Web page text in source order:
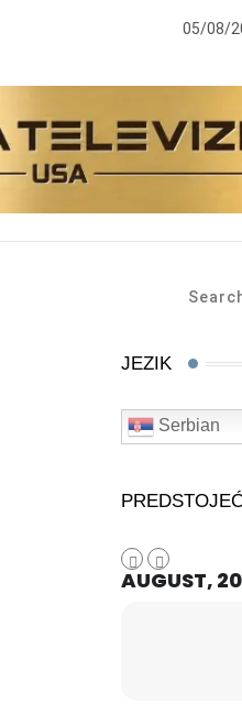
05/08/
JEZIK
Serbian
AUGUST,